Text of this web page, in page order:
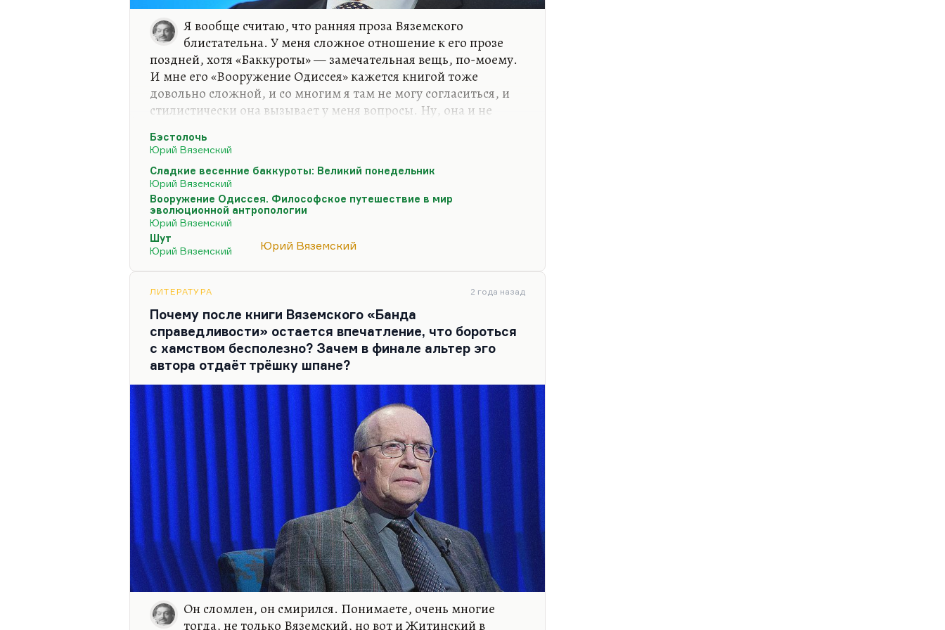
Я вообще считаю, что ранняя проза Вяземского
блистательна. У меня сложное отношение к его прозе
поздней, хотя «Баккуроты» — замечательная вещь, по-моему.
И мне его «Вооружение Одиссея» кажется книгой тоже
довольно сложной, и со многим я там не могу согласиться, и
стилистически она вызывает у меня вопросы. Ну, она и не
Но вопрос совершенно не в этом. Мне безумно интересен
Вяземский сам как сложный и разнообразный человек, как
новая инкарнация вот того самого Шута, много раз
переродившегося, которого он описывает.
Мы же с ним много разговаривали, на кафедре МГИМО я
работал у него там. И меня много раз занимала эта вещь: вот
работаю с человеком,…
Бэстолочь
Юрий Вяземский
Сладкие весенние баккуроты: Великий понедельник
Юрий Вяземский
Вооружение Одиссея. Философское путешествие в мир
эволюционной антропологии
Юрий Вяземский
Шут
Юрий Вяземский
Юрий Вяземский
ЛИТЕРАТУРА 2 года назад
Почему после книги Вяземского «Банда
справедливости» остается впечатление, что бороться
с хамством бесполезно? Зачем в финале альтер эго
автора отдаёт трёшку шпане?
Он сломлен, он смирился. Понимаете, очень многие
тогда, не только Вяземский, но вот и Житинский в